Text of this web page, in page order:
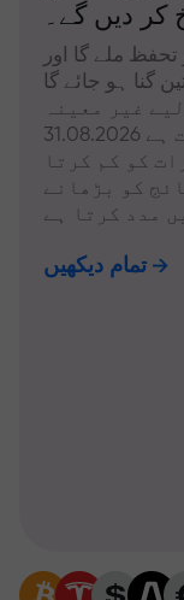
کر دیں گے۔
ملے گا اور
گنا ہو جائے گا
غیر معینہ
کو کم کرتا
کو بڑھانے
مدد کرتا ہے
تمام دیکھیں